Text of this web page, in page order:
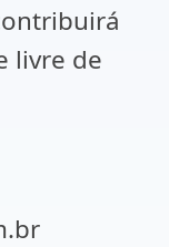
livre de